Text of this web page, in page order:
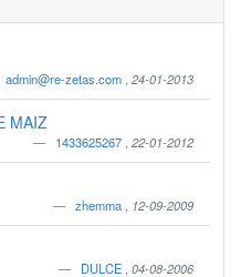
admin@re-zetas.com 24-01-2013
MAIZ
1433625267 22-01-2012
zhemma 12-09-2009
DULCE 04-08-2006